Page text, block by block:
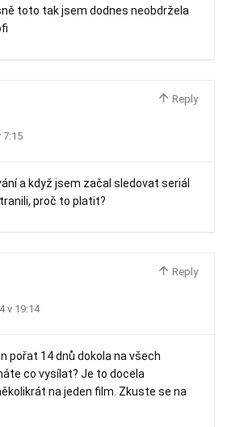
toto tak jsem dodnes neobdržela
Reply
7:15
a když jsem začal sledovat seriál
proč to platit?
Reply
v 19:14
pořat 14 dnů dokola na všech
co vysílat? Je to docela
na jeden film. Zkuste se na